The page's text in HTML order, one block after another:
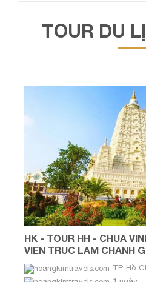
TOUR DU
HK - TOUR HH - CHUA
VIEN TRUC LAM CHANH
TP. Hồ